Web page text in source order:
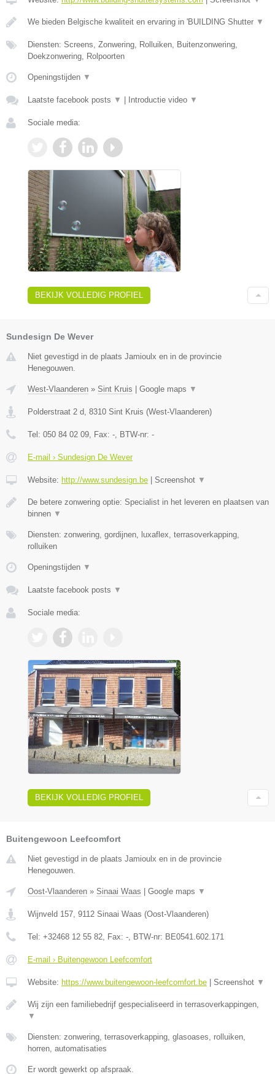
We bieden Belgische kwaliteit en ervaring in 'BUILDING Shutter ▼
Diensten: Screens, Zonwering, Rolluiken, Buitenzonwering,
Doekzonwering, Rolpoorten
Openingstijden ▼
Laatste facebook posts ▼ Introductie video ▼
Sociale media:
BEKIJK VOLLEDIG PROFIEL
Sundesign De Wever
Niet gevestigd in de plaats Jamioulx en in de provincie
Henegouwen.
West-Vlaanderen » Sint Kruis | Google maps ▼
Polderstraat 2 d 8310 Sint Kruis (West-Vlaanderen)
Tel: 050 84 02 09 , Fax: - , BTW-nr: -
E-mail › Sundesign De Wever
Website: http://www.sundesign.be | Screenshot ▼
De betere zonwering optie: Specialist in het leveren en plaatsen van
binnen ▼
Diensten: zonwering, gordijnen, luxaflex, terrasoverkapping,
rolluiken
Openingstijden ▼
Laatste facebook posts ▼
Sociale media:
BEKIJK VOLLEDIG PROFIEL
Buitengewoon Leefcomfort
Niet gevestigd in de plaats Jamioulx en in de provincie
Henegouwen.
Oost-Vlaanderen » Sinaai Waas Google maps ▼
Wijnveld 157, 9112 Sinaai Waas (Oost-Vlaanderen)
Tel: +32468 12 55 82, Fax: -, BTW-nr: BE0541.602.171
E-mail › Buitengewoon Leefcomfort
Website: https://www.buitengewoon-leefcomfort.be Screenshot ▼
Wij zijn een familiebedrijf gespecialiseerd in terrasoverkappingen,
▼
Diensten: zonwering, terrasoverkapping, glasoases, rolluiken,
horren, automatisaties
Er wordt gewerkt op afspraak.